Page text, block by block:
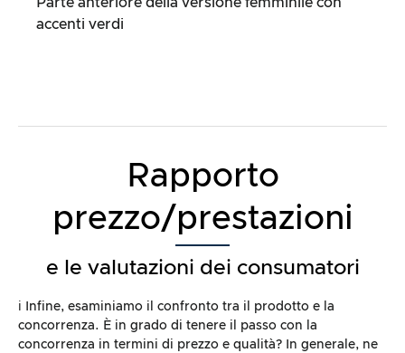
accenti verdi
Rapporto
prezzo/prestazioni
e le valutazioni dei consumatori
ℹ️ Infine, esaminiamo il confronto tra il prodotto e la
concorrenza. È in grado di tenere il passo con la
concorrenza in termini di prezzo e qualità? In generale, ne